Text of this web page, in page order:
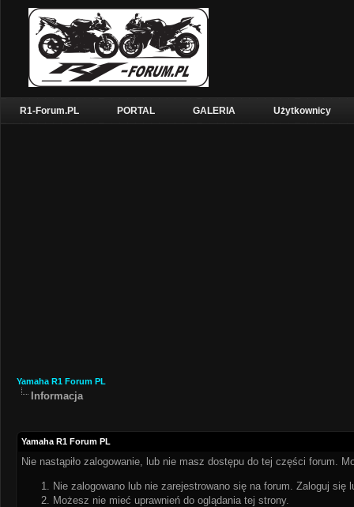
R1-Forum.PL PORTAL GALERIA Użytkownicy
Yamaha R1 Forum PL
Informacja
Yamaha R1 Forum PL
Nie nastąpiło zalogowanie, lub nie masz dostępu do tej części forum.
Nie zalogowano lub nie zarejestrowano się na forum. Zaloguj się
Możesz nie mieć uprawnień do oglądania tej strony.